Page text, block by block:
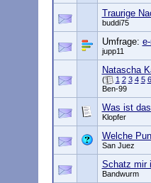
Traurige
buddi75
Umfrage:
jupp11
Natascha
( 1 2 3 4 5 6
Ben-99
Was ist
Klopfer
Welche
San Juez
Schatz mir
Bandwurm